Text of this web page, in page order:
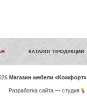
КАТАЛОГ ПРОДУКЦИИ
Магазин мебели «Комфорт»
Разработка сайта— студия